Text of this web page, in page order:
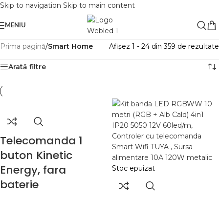
Skip to navigation Skip to main content
MENIU
Prima pagină/Smart Home Afișez 1 - 24 din 359 de rezultate
Arată filtre
Telecomanda 1
buton Kinetic
Energy, fara
baterie
Stoc epuizat